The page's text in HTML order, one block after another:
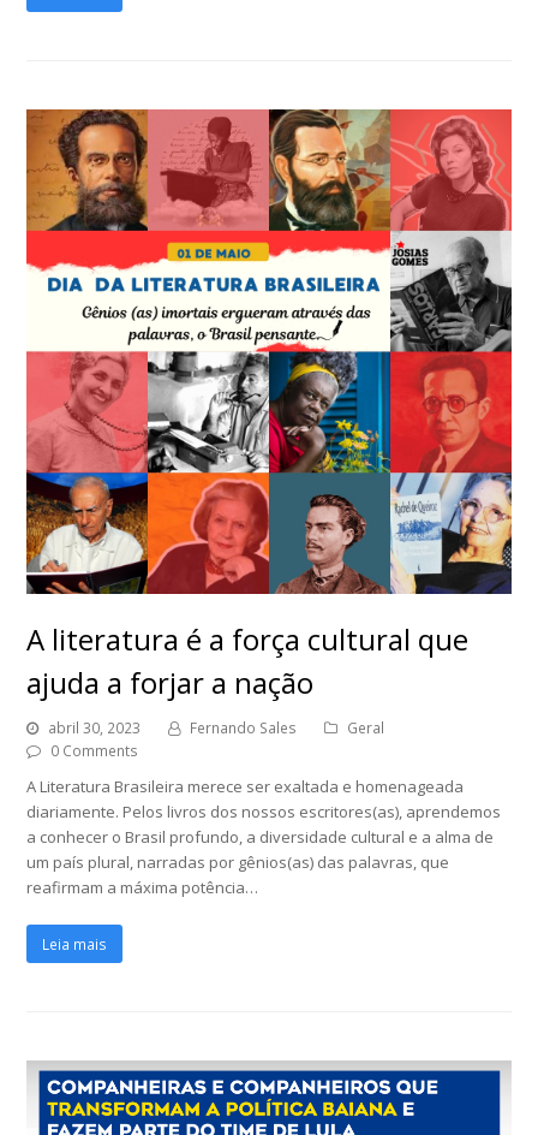
A literatura é a força cultural que
ajuda a forjar a nação
abril 30, 2023 Fernando Sales
Geral
0 Comments
A Literatura Brasileira merece ser exaltada e homenageada
diariamente. Pelos livros dos nossos escritores(as), aprendemos
a conhecer o Brasil profundo, a diversidade cultural e a alma de
um país plural, narradas por gênios(as) das palavras, que
reafirmam a máxima potência…
Leia mais